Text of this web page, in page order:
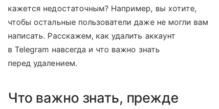
кажется недостаточным? Например, вы хотите,
чтобы остальные пользователи даже не могли вам
написать. Расскажем, как удалить аккаунт
в Telegram навсегда и что важно знать
перед удалением.
Что важно знать, прежде